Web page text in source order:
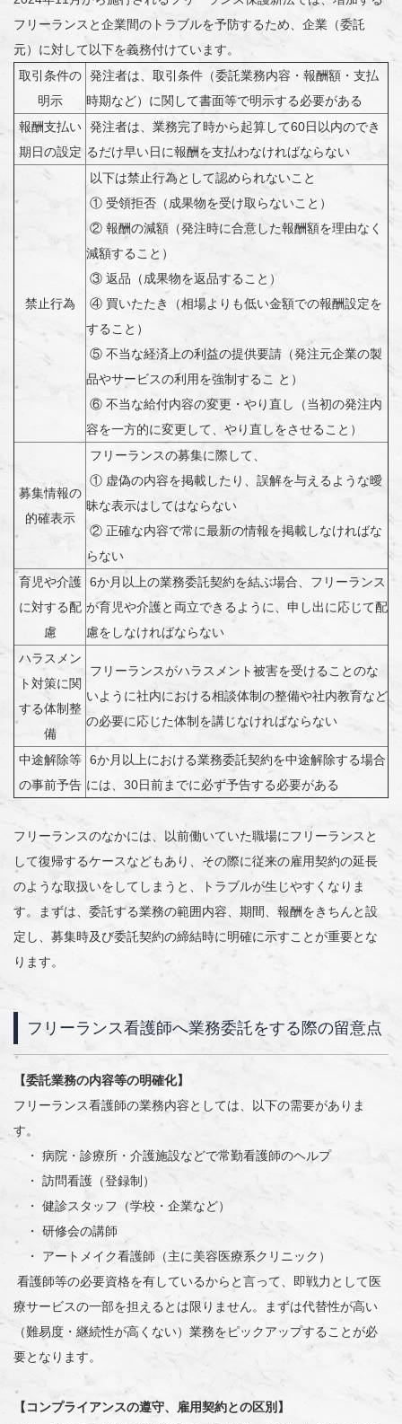
フリーランスと企業間のトラブルを予防するため、企業（委託
元）に対して以下を義務付けています。
取引条件の
明示
発注者は、取引条件（委託業務内容・報酬額・支払
時期など）に関して書面等で明示する必要がある
報酬支払い
期日の設定
発注者は、業務完了時から起算して60日以内のでき
るだけ早い日に報酬を支払わなければならない
禁止行為
以下は禁止行為として認められないこと
① 受領拒否（成果物を受け取らないこと）
② 報酬の減額（発注時に合意した報酬額を理由なく
減額すること）
③ 返品（成果物を返品すること）
④ 買いたたき（相場よりも低い金額での報酬設定を
すること）
⑤ 不当な経済上の利益の提供要請（発注元企業の製
品やサービスの利用を強制するこ と）
⑥ 不当な給付内容の変更・やり直し（当初の発注内
容を一方的に変更して、やり直しをさせること）
募集情報の
的確表示
フリーランスの募集に際して、
① 虚偽の内容を掲載したり、誤解を与えるような曖
昧な表示はしてはならない
② 正確な内容で常に最新の情報を掲載しなければな
らない
育児や介護
に対する配
慮
6か月以上の業務委託契約を結ぶ場合、フリーランス
が育児や介護と両立できるように、申し出に応じて配
慮をしなければならない
ハラスメン
ト対策に関
する体制整
備
フリーランスがハラスメント被害を受けることのな
いように社内における相談体制の整備や社内教育など
の必要に応じた体制を講じなければならない
中途解除等
の事前予告
6か月以上における業務委託契約を中途解除する場合
には、30日前までに必ず予告する必要がある
フリーランスのなかには、以前働いていた職場にフリーランスと
して復帰するケースなどもあり、その際に従来の雇用契約の延長
のような取扱いをしてしまうと、トラブルが生じやすくなりま
す。まずは、委託する業務の範囲内容、期間、報酬をきちんと設
定し、募集時及び委託契約の締結時に明確に示すことが重要とな
ります。
フリーランス看護師へ業務委託をする際の留意点
【委託業務の内容等の明確化】
フリーランス看護師の業務内容としては、以下の需要がありま
す。
・ 病院・診療所・介護施設などで常勤看護師のヘルプ
・ 訪問看護（登録制）
・ 健診スタッフ（学校・企業など）
・ 研修会の講師
・ アートメイク看護師（主に美容医療系クリニック）
看護師等の必要資格を有しているからと言って、即戦力として医
療サービスの一部を担えるとは限りません。まずは代替性が高い
（難易度・継続性が高くない）業務をピックアップすることが必
要となります。
【コンプライアンスの遵守、雇用契約との区別】